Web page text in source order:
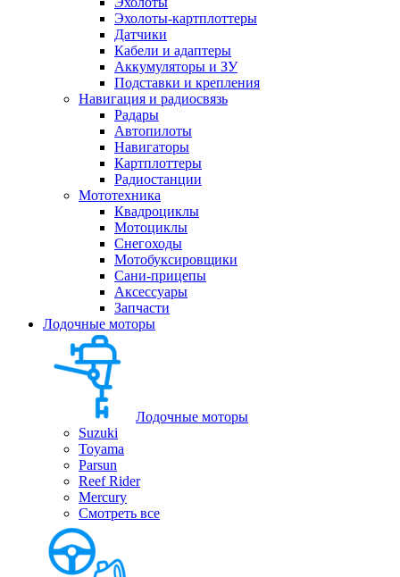
Эхолоты-картплоттеры
Датчики
Кабели и адаптеры
Аккумуляторы и ЗУ
Подставки и крепления
Навигация и радиосвязь
Радары
Автопилоты
Навигаторы
Картплоттеры
Радиостанции
Мототехника
Квадроциклы
Мотоциклы
Снегоходы
Мотобуксировщики
Сани-прицепы
Аксессуары
Запчасти
Лодочные моторы
Лодочные моторы
Suzuki
Toyama
Parsun
Reef Rider
Mercury
Смотреть все